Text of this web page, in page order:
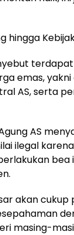
hingga
emas,
AS, serta
AS
ilegal
bea
akan
masing-